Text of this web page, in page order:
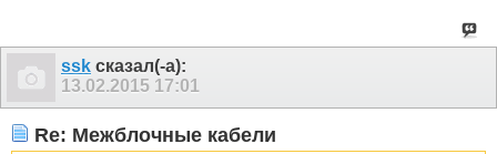
ssk сказал(-а):
13.02.2015 17:01
Re: Межблочные кабели